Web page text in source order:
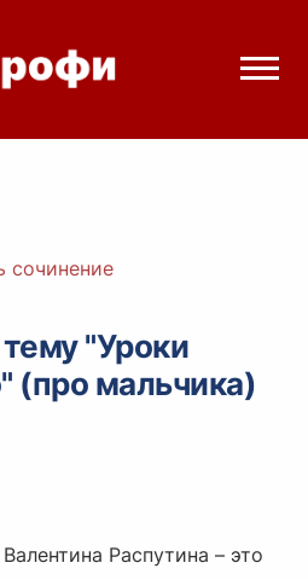
сочинение
"Уроки
(про мальчика)
Распутина – это